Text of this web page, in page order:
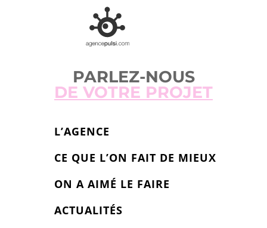
PARLEZ-NOUS
DE VOTRE PROJET
L’AGENCE
CE QUE L’ON FAIT DE MIEUX
ON A AIMÉ LE FAIRE
ACTUALITÉS